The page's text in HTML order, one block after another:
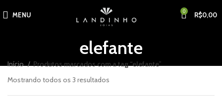
MENU 0 R$0,00
elefante
Início
Produtos marcados com a tag “elefante”
Mostrando todos os 3 resultados